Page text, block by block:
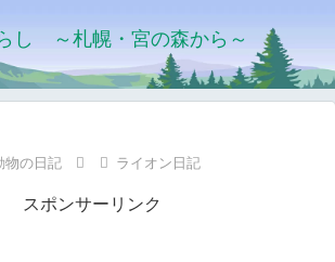
し ～札幌・宮の森から～
物の日記 ライオン日記
スポンサーリンク